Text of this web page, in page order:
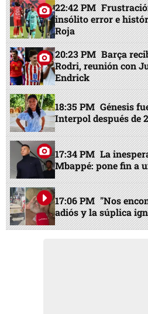
22:42 PM
insólito error e
Roja
20:23 PM Barça
Rodri, reunión con
Endrick
18:35 PM Génesis
Interpol después de
17:34 PM La
Mbappé: pone fin a
17:06 PM "Nos
adiós y la súplica